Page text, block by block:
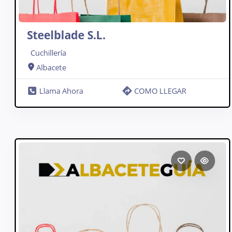
Steelblade S.L.
Cuchillería
Albacete
Llama Ahora COMO LLEGAR